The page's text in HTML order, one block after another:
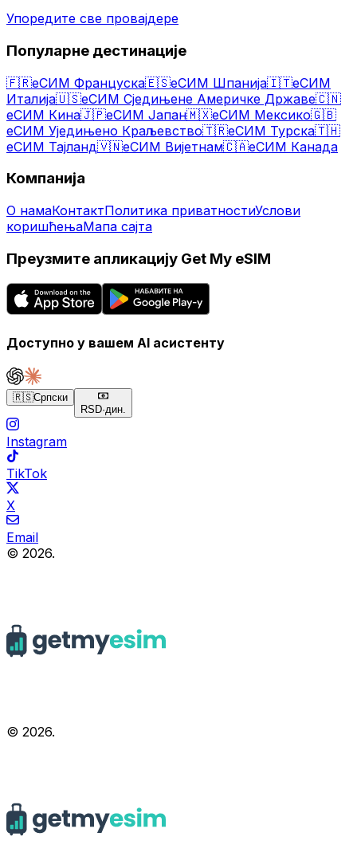
Упоредите све провајдере
Популарне дестинације
🇫🇷еСИМ Француска🇪🇸еСИМ Шпанија🇮🇹еСИМ
Италија🇺🇸еСИМ Сједињене Америчке Државе🇨🇳
еСИМ Кина🇯🇵еСИМ Јапан🇲🇽еСИМ Мексико🇬🇧
еСИМ Уједињено Краљевство🇹🇷еСИМ Турска🇹🇭
еСИМ Тајланд🇻🇳еСИМ Вијетнам🇨🇦еСИМ Канада
Компанија
О намаКонтактПолитика приватностиУслови
коришћењаМапа сајта
Преузмите апликацију Get My eSIM
Доступно у вашем AI асистенту
🇷🇸Српски
RSD·дин.
Instagram
TikTok
X
Email
© 2026.
© 2026.